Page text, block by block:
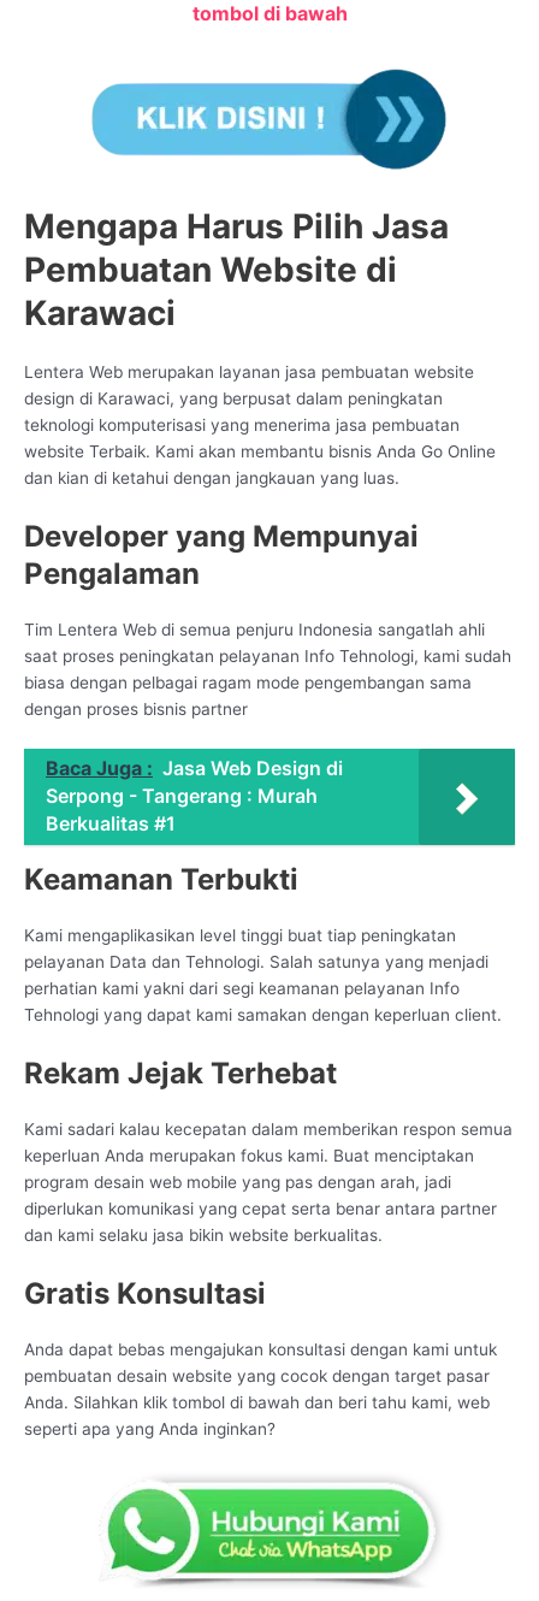
tombol di bawah
Mengapa Harus Pilih Jasa
Pembuatan Website di
Karawaci
Lentera Web merupakan layanan jasa pembuatan website
design di Karawaci, yang berpusat dalam peningkatan
teknologi komputerisasi yang menerima jasa pembuatan
website Terbaik. Kami akan membantu bisnis Anda Go Online
dan kian di ketahui dengan jangkauan yang luas.
Developer yang Mempunyai
Pengalaman
Tim Lentera Web di semua penjuru Indonesia sangatlah ahli
saat proses peningkatan pelayanan Info Tehnologi, kami sudah
biasa dengan pelbagai ragam mode pengembangan sama
dengan proses bisnis partner
Baca Juga : Jasa Web Design di
Serpong - Tangerang : Murah
Berkualitas #1
Keamanan Terbukti
Kami mengaplikasikan level tinggi buat tiap peningkatan
pelayanan Data dan Tehnologi. Salah satunya yang menjadi
perhatian kami yakni dari segi keamanan pelayanan Info
Tehnologi yang dapat kami samakan dengan keperluan client.
Rekam Jejak Terhebat
Kami sadari kalau kecepatan dalam memberikan respon semua
keperluan Anda merupakan fokus kami. Buat menciptakan
program desain web mobile yang pas dengan arah, jadi
diperlukan komunikasi yang cepat serta benar antara partner
dan kami selaku jasa bikin website berkualitas.
Gratis Konsultasi
Anda dapat bebas mengajukan konsultasi dengan kami untuk
pembuatan desain website yang cocok dengan target pasar
Anda. Silahkan klik tombol di bawah dan beri tahu kami, web
seperti apa yang Anda inginkan?